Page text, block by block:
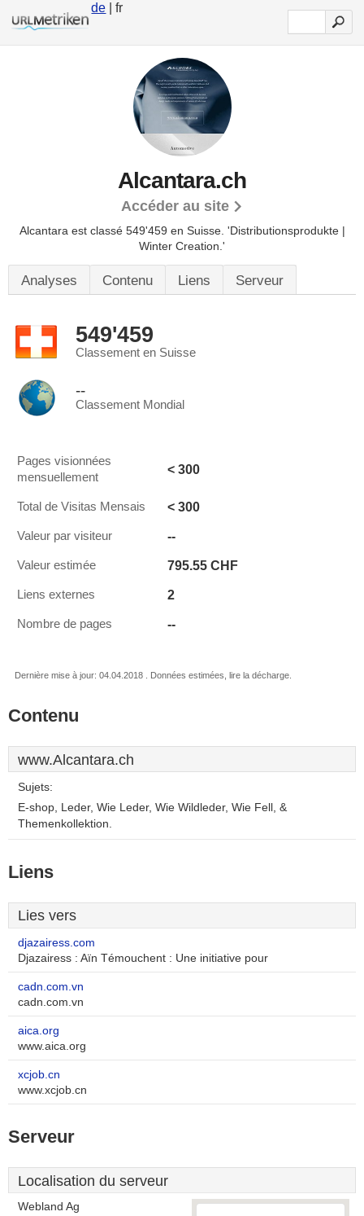
de | fr
Alcantara.ch
Accéder au site
Alcantara est classé 549'459 en Suisse. 'Distributionsprodukte |
Winter Creation.'
Analyses Contenu Liens Serveur
549'459
Classement en Suisse
--
Classement Mondial
Pages visionnées
mensuellement
< 300
Total de Visitas Mensais < 300
Valeur par visiteur --
Valeur estimée 795.55 CHF
Liens externes 2
Nombre de pages --
Dernière mise à jour: 04.04.2018 . Données estimées, lire la décharge.
Contenu
www.Alcantara.ch
Sujets:
E-shop, Leder, Wie Leder, Wie Wildleder, Wie Fell, &
Themenkollektion.
Liens
Lies vers
djazairess.com
Djazairess : Aïn Témouchent : Une initiative pour
cadn.com.vn
cadn.com.vn
aica.org
www.aica.org
xcjob.cn
www.xcjob.cn
Serveur
Localisation du serveur
Webland Ag